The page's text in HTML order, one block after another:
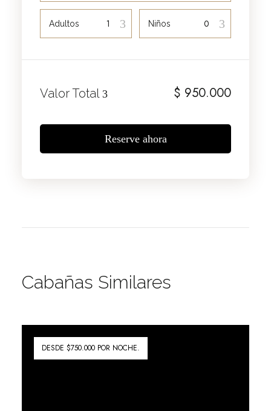
Adultos Niños
Valor Total $ 950.000
Reserve ahora
Cabañas Similares
DESDE $750.000 POR NOCHE.